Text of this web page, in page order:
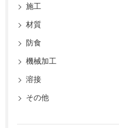
施工
材質
防食
機械加工
溶接
その他